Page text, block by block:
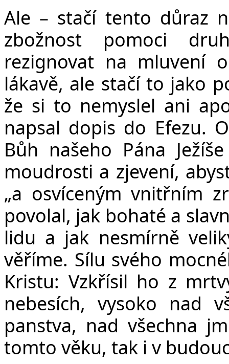
Ale – stačí tento důraz
zbožnost pomoci
rezignovat na mluvení
lákavě, ale stačí to jako
že si to nemyslel ani
napsal dopis do Efezu.
Bůh našeho Pána
moudrosti a zjevení,
„a osvíceným vnitřním
povolal, jak bohaté a
lidu a jak nesmírně
věříme. Sílu svého
Kristu: Vzkřísil ho z
nebesích, vysoko nad
panstva, nad všechna
tomto věku, tak i v